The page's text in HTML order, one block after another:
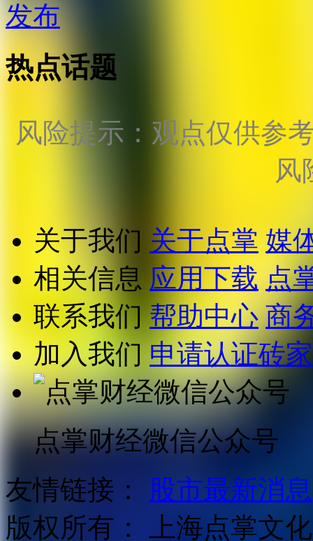
发布
热点话题
风险提示：观点仅供参
风
关于我们 关于点掌 媒
相关信息 应用下载 点
联系我们 帮助中心 商
加入我们 申请认证砖家
点掌财经微信公众号
友情链接：
股市最新消息
版权所有：
上海点掌文